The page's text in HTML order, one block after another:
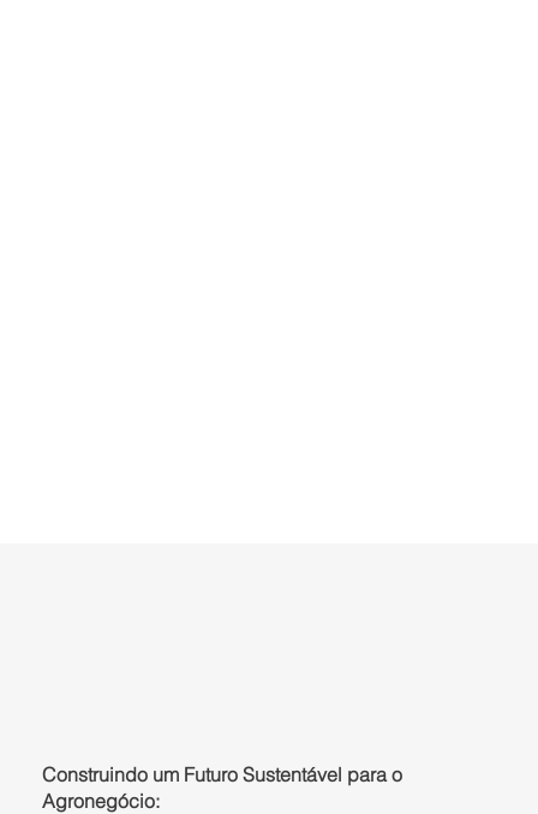
Construindo um Futuro Sustentável para o
Agronegócio: